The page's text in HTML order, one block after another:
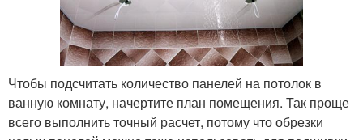
Чтобы подсчитать количество панелей на потолок в
ванную комнату, начертите план помещения. Так проще
всего выполнить точный расчет, потому что обрезки